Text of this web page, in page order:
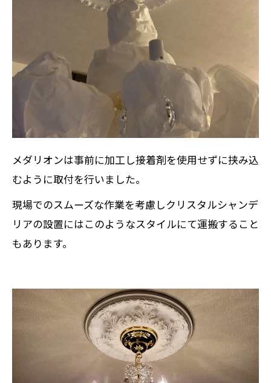
メダリオンは事前に加工し接着剤を使用せずに挟み込
むように取付を行いました。
現場でのスムーズな作業を考慮しクリスタルシャンデ
リアの設置にはこのようなスタイルにて運搬すること
もあります。